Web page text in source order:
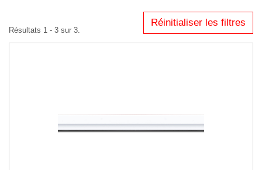
Réinitialiser les filtres
Résultats 1 - 3 sur 3.